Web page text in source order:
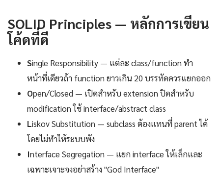
SOLID Principles — หลักการเขียน
โค้ดที่ดี
Single Responsibility — แต่ละ class/function ทำ
หน้าที่เดียวถ้า function ยาวเกิน 20 บรรทัดควรแยกออก
Open/Closed — เปิดสำหรับ extension ปิดสำหรับ
modification ใช้ interface/abstract class
Liskov Substitution — subclass ต้องแทนที่ parent ได้
โดยไม่ทำให้ระบบพัง
Interface Segregation — แยก interface ให้เล็กและ
เฉพาะเจาะจงอย่าสร้าง "God Interface"